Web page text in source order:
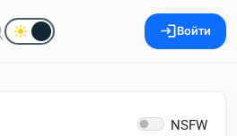
Войти
NSFW